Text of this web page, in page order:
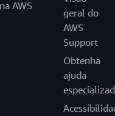
na AWS
geral do
AWS
Support
Obtenha
ajuda